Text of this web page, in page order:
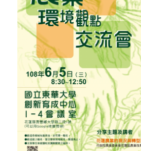
行政人員介紹
張文彥 主任
吳其璁 經理
劉美慧 助理
活動花絮
東區聯盟相關資訊
轉知訊息
舊網站訊息(2019前)
關於中心
樓層平面圖
東區聯盟
聯絡育成
其他資源
國立東華大學
研究發展處
社團法人中華創業育成協會